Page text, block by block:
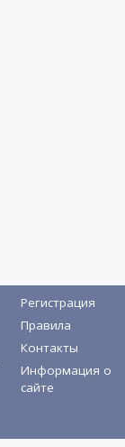
Регистрация
Правила
Контакты
Информация о
сайте